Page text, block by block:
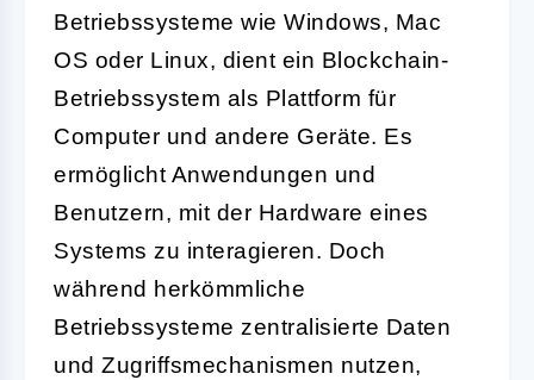
Betriebssysteme wie Windows, Mac
OS oder Linux, dient ein Blockchain-
Betriebssystem als Plattform für
Computer und andere Geräte. Es
ermöglicht Anwendungen und
Benutzern, mit der Hardware eines
Systems zu interagieren. Doch
während herkömmliche
Betriebssysteme zentralisierte Daten
und Zugriffsmechanismen nutzen,